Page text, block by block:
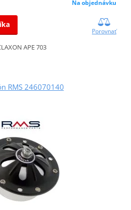
Na objednávku
Porovnať
APE 703
RMS 246070140